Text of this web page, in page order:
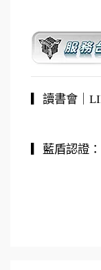
▎讀書會｜
▎藍盾認證：